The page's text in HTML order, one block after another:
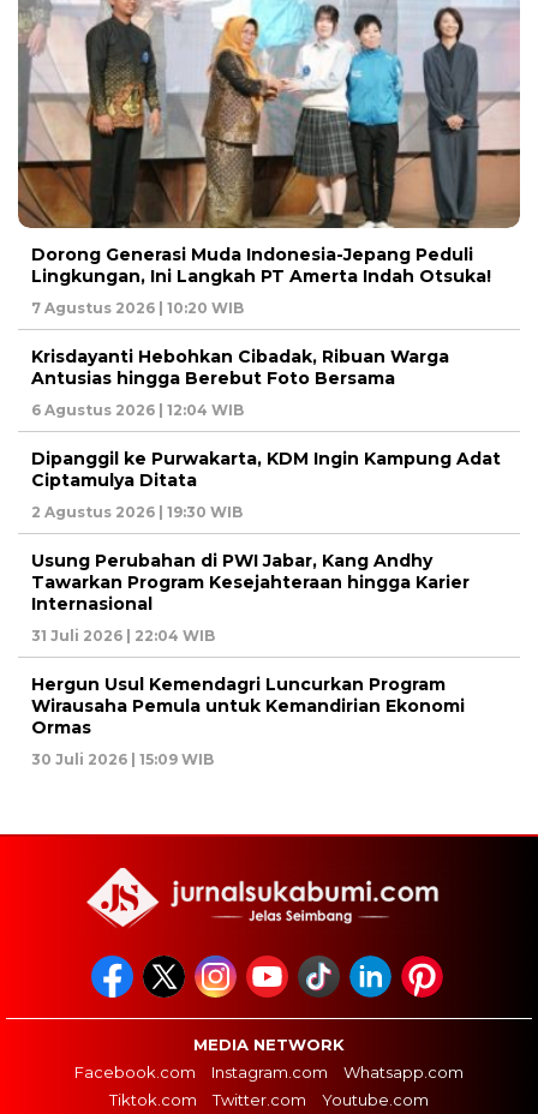
Dorong Generasi Muda Indonesia-Jepang Peduli
Lingkungan, Ini Langkah PT Amerta Indah Otsuka!
7 Agustus 2026 | 10:20 WIB
Krisdayanti Hebohkan Cibadak, Ribuan Warga
Antusias hingga Berebut Foto Bersama
6 Agustus 2026 | 12:04 WIB
Dipanggil ke Purwakarta, KDM Ingin Kampung Adat
Ciptamulya Ditata
2 Agustus 2026 | 19:30 WIB
Usung Perubahan di PWI Jabar, Kang Andhy
Tawarkan Program Kesejahteraan hingga Karier
Internasional
31 Juli 2026 | 22:04 WIB
Hergun Usul Kemendagri Luncurkan Program
Wirausaha Pemula untuk Kemandirian Ekonomi
Ormas
30 Juli 2026 | 15:09 WIB
MEDIA NETWORK
Facebook.com
Instagram.com
Whatsapp.com
Tiktok.com
Twitter.com Youtube.com